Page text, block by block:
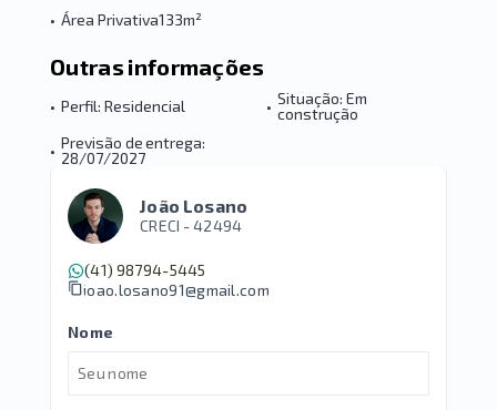
• Área Privativa133m²
Outras informações
• Perfil: Residencial • Situação: Em
construção
• Previsão de entrega:
28/07/2027
João Losano
CRECI -42494
(41) 98794-5445
joao.losano91@gmail.com
Nome